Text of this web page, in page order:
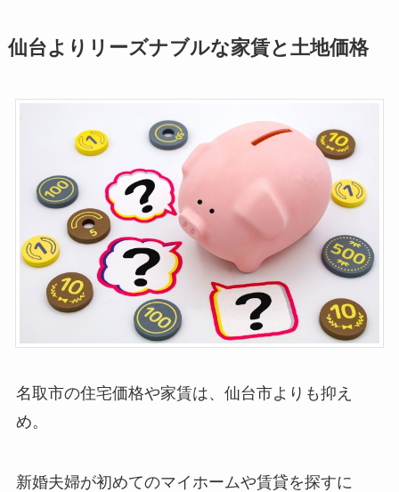
仙台よりリーズナブルな家賃と土地価格
名取市の住宅価格や家賃は、仙台市よりも抑え
め。
新婚夫婦が初めてのマイホームや賃貸を探すに